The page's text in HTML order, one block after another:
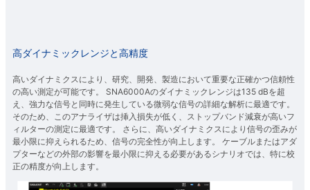
高ダイナミックレンジと高精度
高いダイナミクスにより、研究、開発、製造において重要な正確かつ信頼性
の高い測定が可能です。 SNA6000Aのダイナミックレンジは135 dBを超
え、強力な信号と同時に発生している微弱な信号の詳細な解析に最適です。
そのため、このアナライザは挿入損失が低く、ストップバンド減衰が高いフ
ィルターの測定に最適です。 さらに、高いダイナミクスにより信号の歪みが
最小限に抑えられるため、信号の完全性が向上します。 ケーブルまたはアダ
プターなどの外部の影響を最小限に抑える必要があるシナリオでは、特に校
正の精度が向上します。